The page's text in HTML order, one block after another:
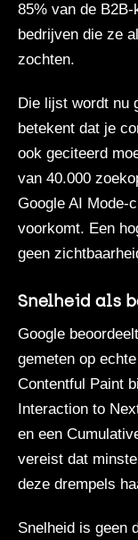
85% van de B2B-
bedrijven die ze
zochten.
Die lijst wordt nu
betekent dat je
ook geciteerd
van 40.000
Google AI Mode-
voorkomt. Een
geen
Snelheid als
Google
gemeten op
Contentful Paint
Interaction to
en een
vereist dat
deze drempels
Snelheid is geen